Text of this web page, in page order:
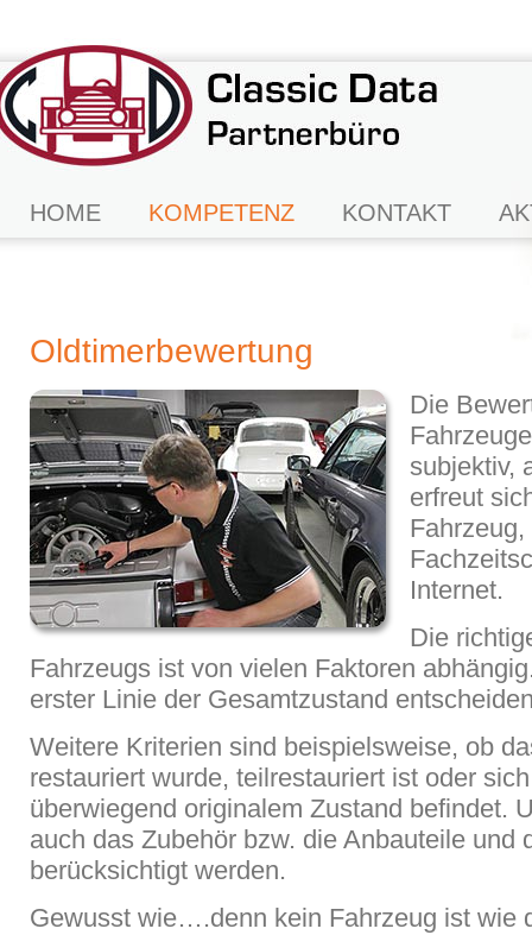
HOME KOMPETENZ KONTAKT
Oldtimerbewertung
Die
subjektiv,
erfreut
Internet.
Die
Fahrzeugs ist von vielen Faktoren
erster Linie der Gesamtzustand
Weitere Kriterien sind beispielsweise, ob
restauriert wurde, teilrestauriert ist oder
überwiegend originalem Zustand befindet.
auch das Zubehör bzw. die Anbauteile und
berücksichtigt werden.
Gewusst wie….denn kein Fahrzeug ist wie